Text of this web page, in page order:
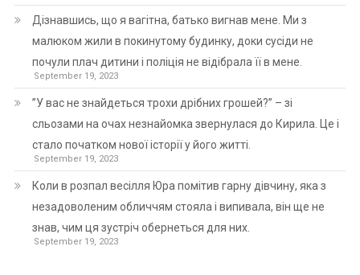
Дізнавшись, що я вагітна, батько вигнав мене. Ми з
малюком жили в покинутому будинку, доки сусіди не
почули плач дитини і поліція не відібрала її в мене.
September 19, 2023
”У вас не знайдеться трохи дрібних грошей?” – зі
сльозами на очах незнайомка звернулася до Кирила. Це і
стало початком нової історії у його житті.
September 19, 2023
Коли в розпал весілля Юра помітив гарну дівчину, яка з
незадоволеним обличчям стояла і випивала, він ще не
знав, чим ця зустріч обернеться для них.
September 19, 2023